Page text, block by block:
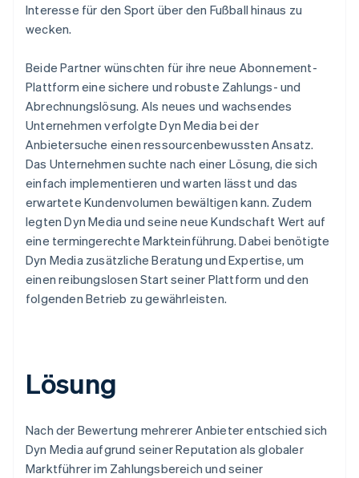
Interesse für den Sport über den Fußball hinaus zu
wecken.
Beide Partner wünschten für ihre neue Abonnement-
Plattform eine sichere und robuste Zahlungs- und
Abrechnungslösung. Als neues und wachsendes
Unternehmen verfolgte Dyn Media bei der
Anbietersuche einen ressourcenbewussten Ansatz.
Das Unternehmen suchte nach einer Lösung, die sich
einfach implementieren und warten lässt und das
erwartete Kundenvolumen bewältigen kann. Zudem
legten Dyn Media und seine neue Kundschaft Wert auf
eine termingerechte Markteinführung. Dabei benötigte
Dyn Media zusätzliche Beratung und Expertise, um
einen reibungslosen Start seiner Plattform und den
folgenden Betrieb zu gewährleisten.
Lösung
Nach der Bewertung mehrerer Anbieter entschied sich
Dyn Media aufgrund seiner Reputation als globaler
Marktführer im Zahlungsbereich und seiner